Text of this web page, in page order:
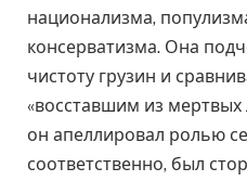
национализма,
консерватизма. Она
чистоту грузин и
«восставшим из
он апеллировал ролью
соответственно, был